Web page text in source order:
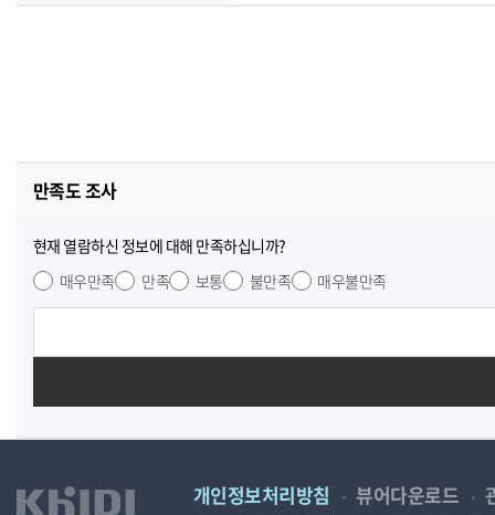
만족도 조사
현재 열람하신 정보에 대해 만족하십니까?
매우만족
만족 보통 불만족 매우불만족
개인정보처리방침 뷰어다운로드